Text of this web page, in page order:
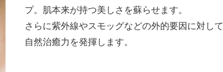
プ。肌本来が持つ美しさを蘇らせます。
さらに紫外線やスモッグなどの外的要因に対して
自然治癒力を発揮します。